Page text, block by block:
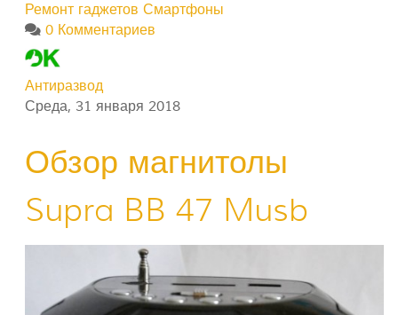
Ремонт гаджетов Смартфоны
0 Комментариев
Антиразвод
Среда, 31 января 2018
Обзор магнитолы
Supra BB 47 Musb